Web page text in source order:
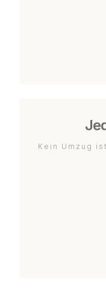
Kein Umzug